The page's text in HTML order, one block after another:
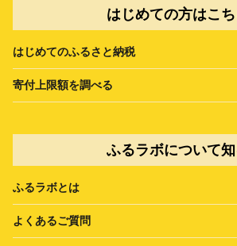
はじめての方はこち
はじめてのふるさと納税
寄付上限額を調べる
ふるラボについて
ふるラボとは
よくあるご質問